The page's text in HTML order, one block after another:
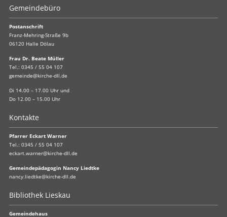
Gemeindebüro
Postanschrift
Franz-Mehring-Straße 9b
06120 Halle Dölau
Frau Dr. Beate Müller
Tel.: 0345 / 55 04 107
gemeinde@kirche-dll.de
Di 14.00 – 17.00 Uhr und
Do 12.00 – 15.00 Uhr
Kontakte
Pfarrer Eckart Warner
Tel.: 0345 / 55 04 107
eckart.warner@kirche-dll.de
Gemeindepädagogin Nancy Liedtke
nancy.liedtke@kirche-dll.de
Bibliothek Lieskau
Gemeindehaus